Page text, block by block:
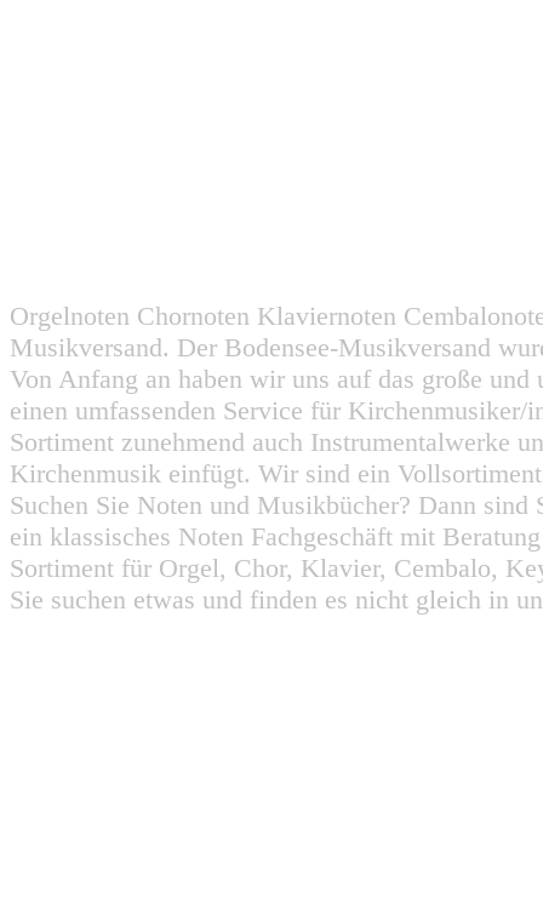
Orgelnoten Chornoten Klaviernoten
Musikversand. Der Bodensee-Musikversand
Von Anfang an haben wir uns auf das große
einen umfassenden Service für
Sortiment zunehmend auch Instrumentalwerke
Kirchenmusik einfügt. Wir sind ein
Suchen Sie Noten und Musikbücher? Dann
ein klassisches Noten Fachgeschäft mit
Sortiment für Orgel, Chor, Klavier, Cembalo,
Sie suchen etwas und finden es nicht gleich in